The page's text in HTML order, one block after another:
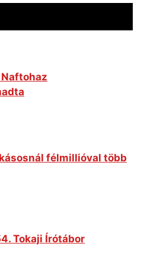
félmillióval több
Tokaji Írótábor